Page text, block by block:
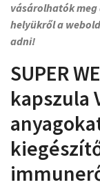
vásárolhatók meg
helyükről a
adni!
SUPER
kapszula